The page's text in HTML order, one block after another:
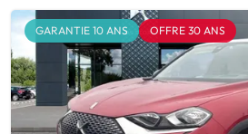
GARANTIE 10 ANS OFFRE 30 ANS